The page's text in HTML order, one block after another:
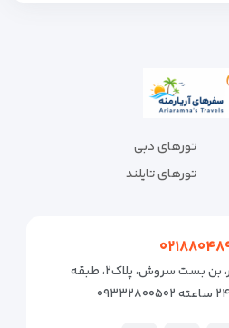
تورهای دبی
تورهای تایلند
بهجت اباد، خیابان ولیعصر، بن بست سروش، پلاک۲، طبقه